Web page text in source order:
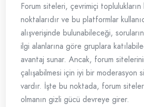
Forum siteleri, çevrimiçi toplulukların
noktalarıdır ve bu platformlar
alışverişinde bulunabileceği,
ilgi alanlarına göre gruplara
avantaj sunar. Ancak, forum
çalışabilmesi için iyi bir moderasyon
vardır. İşte bu noktada, forum
olmanın gizli gücü devreye girer.